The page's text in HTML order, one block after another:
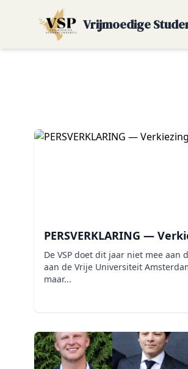
Vrijmoedige
PERSVERKLARING —
De VSP doet dit jaar niet mee aan
aan de Vrije Universiteit
maar...